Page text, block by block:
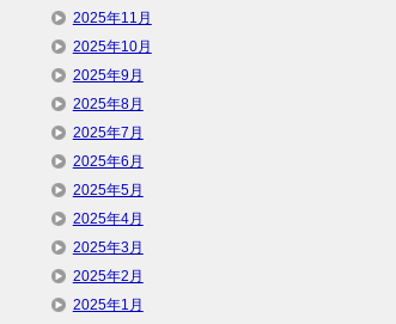
2025年11月
2025年10月
2025年9月
2025年8月
2025年7月
2025年6月
2025年5月
2025年4月
2025年3月
2025年2月
2025年1月